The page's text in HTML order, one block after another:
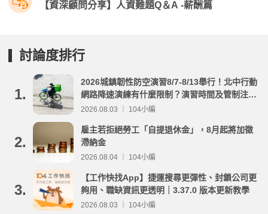
【資深顧問分享】人資難題Q＆A -薪酬篇
討論度排行
1.
2026城鎮韌性防空演習8/7-8/13舉行！北中行動
網路降速演練有什麼限制？演習時間及管制注意
事項整理
2026.08.03 ｜ 104小編
2.
雇主若拒絕勞工「自提退休金」，8月起將加徵
滯納金
2026.08.04 ｜ 104小編
3.
【工作快找App】捷運搜尋更彈性、封鎖公司更
夠用、職缺資訊更透明｜3.37.0 版本更新教學
2026.08.03 ｜ 104小編